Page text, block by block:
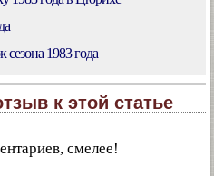
1983 года
к этой статье
смелее!